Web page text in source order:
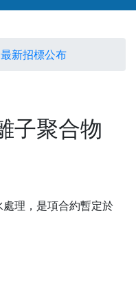
最新招標公布
子聚合物
理，是項合約暫定於